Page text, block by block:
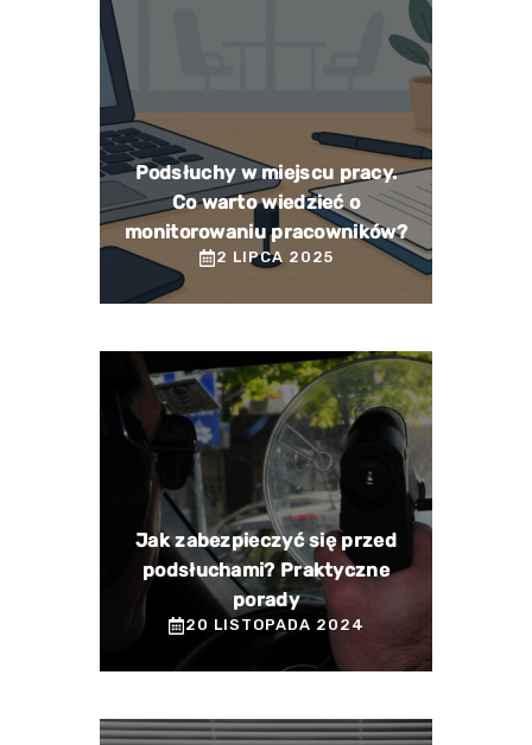
Podsłuchy w miejscu pracy.
Co warto wiedzieć o
monitorowaniu pracowników?
2 LIPCA 2025
Jak zabezpieczyć się przed
podsłuchami? Praktyczne
porady
20 LISTOPADA 2024